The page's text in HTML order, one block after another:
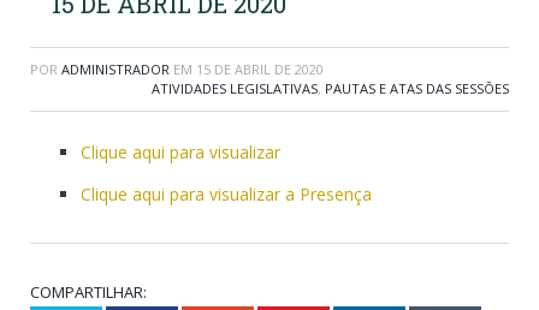
POR ADMINISTRADOR EM 15 DE ABRIL DE 2020
ATIVIDADES LEGISLATIVAS, PAUTAS E ATAS DAS SESSÕES
Clique aqui para visualizar
Clique aqui para visualizar a Presença
COMPARTILHAR: